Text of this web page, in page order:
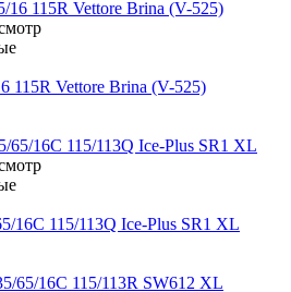
115R Vettore Brina (V-525)
16C 115/113Q Ice-Plus SR1 XL